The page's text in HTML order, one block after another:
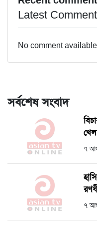
Latest
No comment available
সর্বশেষ সংবাদ
৭
৭